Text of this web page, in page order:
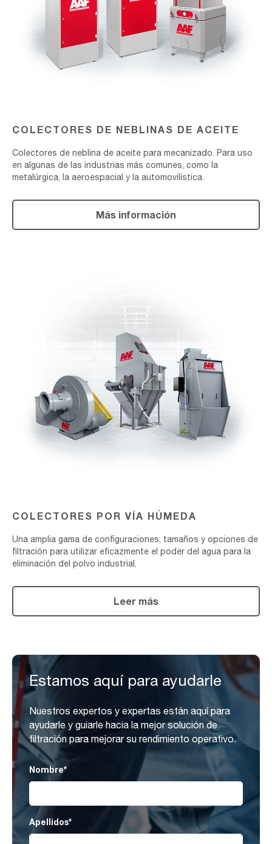
COLECTORES DE NEBLINAS DE ACEITE
Colectores de neblina de aceite para mecanizado. Para uso
en algunas de las industrias más comunes, como la
metalúrgica, la aeroespacial y la automovilística.
Más información
COLECTORES POR VÍA HÚMEDA
Una amplia gama de configuraciones, tamaños y opciones de
filtración para utilizar eficazmente el poder del agua para la
eliminación del polvo industrial.
Leer más
Estamos aquí para ayudarle
Nuestros expertos y expertas están aquí para
ayudarle y guiarle hacia la mejor solución de
filtración para mejorar su rendimiento operativo.
Nombre*
Apellidos*